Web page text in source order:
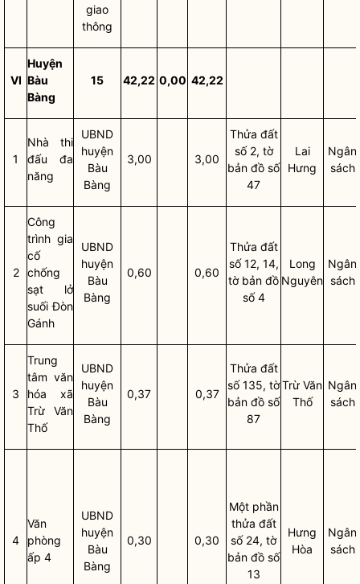
giao
thông
VI
Huyện
Bàu
Bàng
15 42,22 0,00 42,22
1
Nhà thi
đấu đa
năng
UBND
huyện
Bàu
Bàng
3,00 3,00
Thửa đất
số 2, tờ
bản đồ số
47
Lai
Hưng
Ngân
sách
2
Công
trình gia
cố
chống
sạt lở
suối Đòn
Gánh
UBND
huyện
Bàu
Bàng
0,60 0,60
Thửa đất
số 12, 14,
tờ bản đồ
số 4
Long
Nguyên
Ngân
sách
3
Trung
tâm văn
hóa xã
Trừ Văn
Thố
UBND
huyện
Bàu
Bàng
0,37 0,37
Thửa đất
số 135, tờ
bản đồ số
87
Trừ Văn
Thố
Ngân
sách
4
Văn
phòng
ấp 4
UBND
huyện
Bàu
Bàng
0,30 0,30
Một phần
thửa đất
số 24, tờ
bản đồ số
13
Hưng
Hòa
Ngân
sách